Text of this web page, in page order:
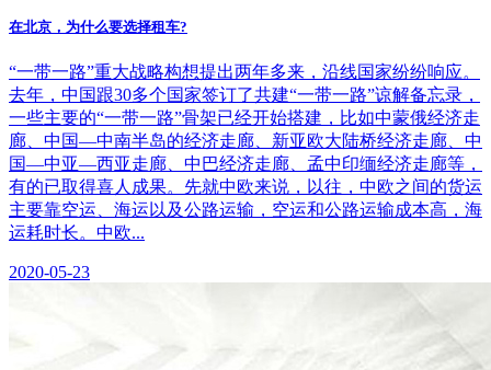
在北京，为什么要选择租车?
“一带一路”重大战略构想提出两年多来，沿线国家纷纷响应。
去年，中国跟30多个国家签订了共建“一带一路”谅解备忘录，
一些主要的“一带一路”骨架已经开始搭建，比如中蒙俄经济走
廊、中国—中南半岛的经济走廊、新亚欧大陆桥经济走廊、中
国—中亚—西亚走廊、中巴经济走廊、孟中印缅经济走廊等，
有的已取得喜人成果。先就中欧来说，以往，中欧之间的货运
主要靠空运、海运以及公路运输，空运和公路运输成本高，海
运耗时长。中欧...
2020-05-23